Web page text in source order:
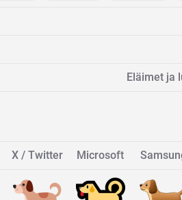
Eläimet ja
X / Twitter Microsoft